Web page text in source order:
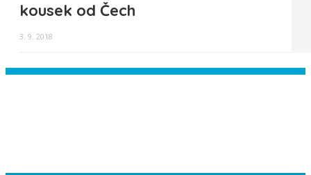
kousek od Čech
3. 9. 2018